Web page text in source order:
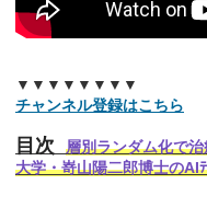
▼▼▼▼▼▼▼▼
チャンネル登録はこちら
目次
層別ランダム化で
大学・嵜山陽二郎博士のAI